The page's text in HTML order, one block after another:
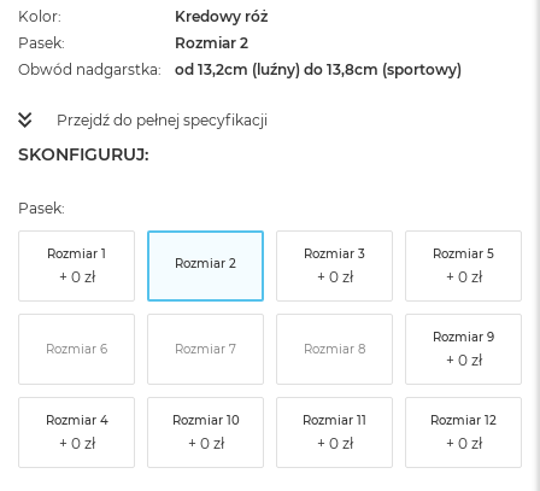
Kolor
Kredowy róż
Pasek
Rozmiar 2
Obwód nadgarstka
od 13,2cm (luźny) do 13,8cm (sportowy)
Przejdź do pełnej specyfikacji
SKONFIGURUJ:
Pasek:
Rozmiar 1
Rozmiar 2
Rozmiar 3 Rozmiar 5
Rozmiar 6 Rozmiar 7 Rozmiar 8
Rozmiar 9
Rozmiar 4 Rozmiar 10 Rozmiar 11 Rozmiar 12